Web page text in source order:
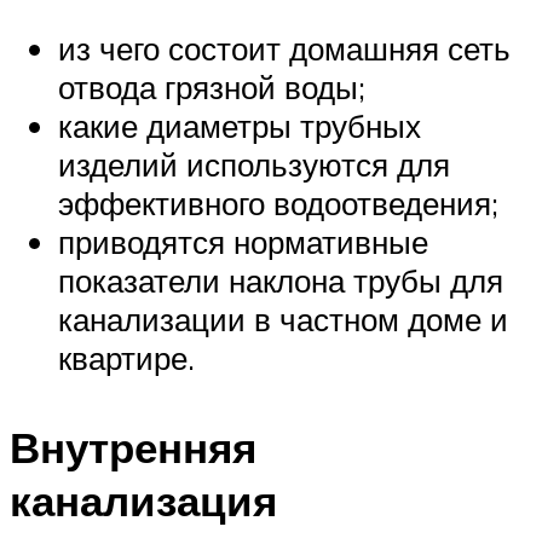
из чего состоит домашняя сеть
отвода грязной воды;
какие диаметры трубных
изделий используются для
эффективного водоотведения;
приводятся нормативные
показатели наклона трубы для
канализации в частном доме и
квартире.
Внутренняя
канализация